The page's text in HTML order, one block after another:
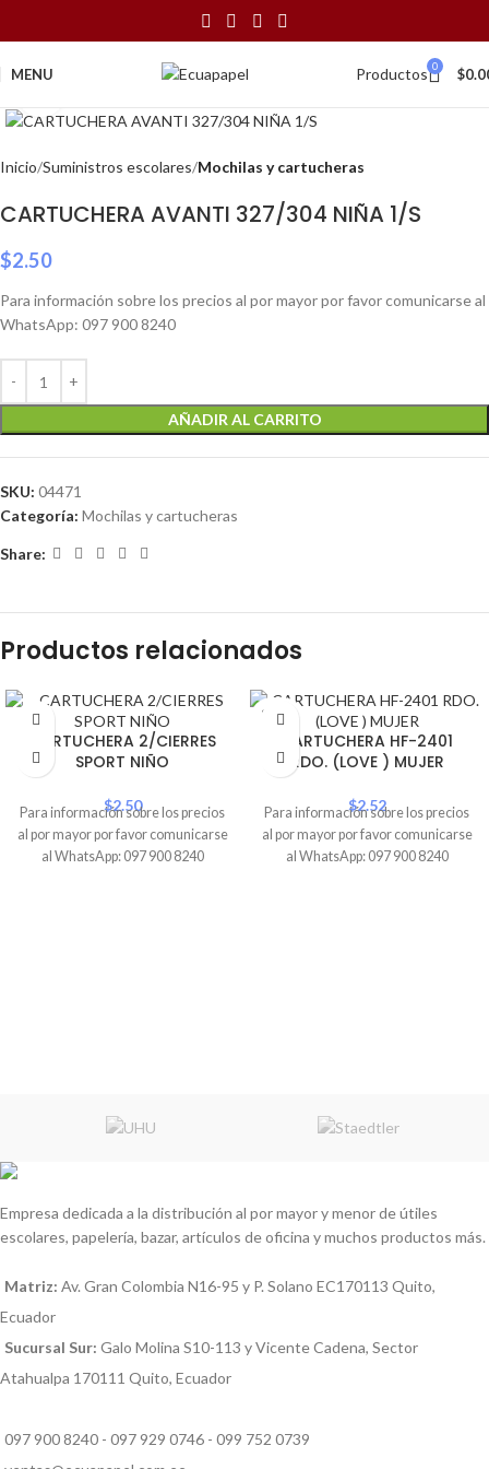
MENU Productos 0 $
Inicio Suministros escolares Mochilas y cartucheras
CARTUCHERA AVANTI 327/304 NIÑA 1/S
$2.50
Para información sobre los precios al por mayor por favor comunicarse al
WhatsApp: 097 900 8240
AÑADIR AL CARRITO
SKU: 04471
Categoría: Mochilas y cartucheras
Share:
Productos relacionados
CARTUCHERA 2/CIERRES
SPORT NIÑO
$2.50
Para información sobre los precios
al por mayor por favor comunicarse
al WhatsApp: 097 900 8240
SOLD
OUT
CARTUCHERA HF-2401
RDO. (LOVE ) MUJER
$2.52
Para información sobre los precios
al por mayor por favor comunicarse
al WhatsApp: 097 900 8240
Empresa dedicada a la distribución al por mayor y menor de útiles
escolares, papelería, bazar, artículos de oficina y muchos productos más.
Matriz: Av. Gran Colombia N16-95 y P. Solano EC170113 Quito,
Ecuador
Sucursal Sur: Galo Molina S10-113 y Vicente Cadena, Sector
Atahualpa 170111 Quito, Ecuador
097 900 8240 - 097 929 0746 - 099 752 0739